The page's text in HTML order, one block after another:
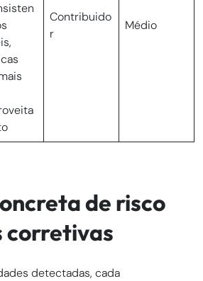
Contribuido
r
Médio
de risco
corretivas
detectadas, cada